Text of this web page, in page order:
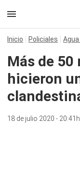
Inicio Policiales
Más de
hicieron
18 de julio 2020 -